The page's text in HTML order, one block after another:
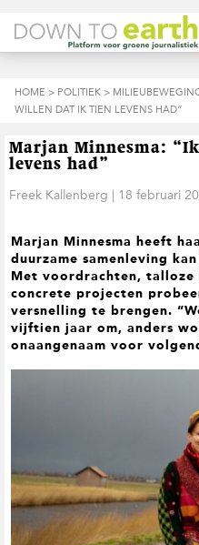
p
r
n
a
a
d
o
o
f
d
n
a
v
o
o
n
r
d
h
f
d
n
h
o
u
p
r
n
a
a
d
o
e
t
t
e
k
s
HOME > POLITIEK >
WILLEN DAT IK TIEN LEVENS HAD”
Marjan Minnesma:
levens had”
Freek Kallenberg | 18 februari
Marjan Minnesma heeft
duurzame samenleving
Met voordrachten, talloze
concrete projecten
versnelling te brengen.
vijftien jaar om, anders
onaangenaam voor